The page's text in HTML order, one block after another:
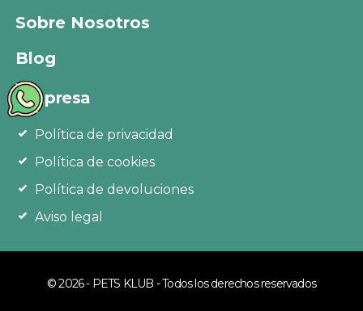
Sobre Nosotros
Blog
Empresa
Política de privacidad
Política de cookies
Política de devoluciones
Aviso legal
© 2026 - PETS KLUB - Todos los derechos reservados